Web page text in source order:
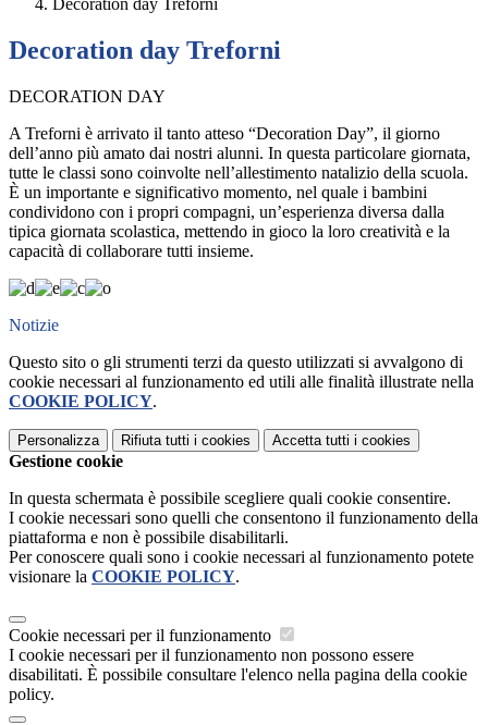
Decoration day Treforni
Decoration day Treforni
DECORATION DAY
A Treforni è arrivato il tanto atteso “Decoration Day”, il giorno
dell’anno più amato dai nostri alunni. In questa particolare giornata,
tutte le classi sono coinvolte nell’allestimento natalizio della scuola.
È un importante e significativo momento, nel quale i bambini
condividono con i propri compagni, un’esperienza diversa dalla
tipica giornata scolastica, mettendo in gioco la loro creatività e la
capacità di collaborare tutti insieme.
Notizie
Questo sito o gli strumenti terzi da questo utilizzati si avvalgono di
cookie necessari al funzionamento ed utili alle finalità illustrate nella
COOKIE POLICY.
Personalizza Rifiuta tutti i cookies Accetta tutti i cookies
Gestione cookie
In questa schermata è possibile scegliere quali cookie consentire.
I cookie necessari sono quelli che consentono il funzionamento della
piattaforma e non è possibile disabilitarli.
Per conoscere quali sono i cookie necessari al funzionamento potete
visionare la COOKIE POLICY.
Cookie necessari per il funzionamento
I cookie necessari per il funzionamento non possono essere
disabilitati. È possibile consultare l'elenco nella pagina della cookie
policy.